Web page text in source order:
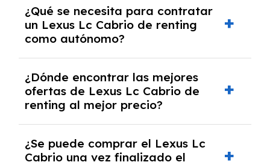
documentación financiera y, en algunos
casos, un informe de solvencia de la empresa
y un pago inicial.
¿Qué se necesita para contratar
un Lexus Lc Cabrio de renting
como autónomo?
autónomos, justificante de ingresos y, en
algunos casos, un informe fiscal y un pago
inicial.
¿Dónde encontrar las mejores
ofertas de Lexus Lc Cabrio de
renting al mejor precio?
mejores ofertas de vehículos de renting con
todos los gastos incluidos y sin pagar
¿Se puede comprar el Lexus Lc
Cabrio una vez finalizado el